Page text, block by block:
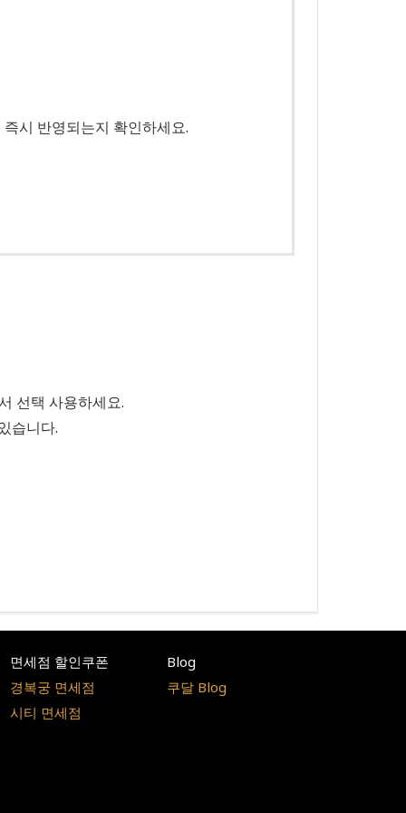
시 반영되는지 확인하세요.
선택 사용하세요.
습니다.
면세점 할인쿠폰
경복궁 면세점
시티 면세점
Blog
쿠달 Blog